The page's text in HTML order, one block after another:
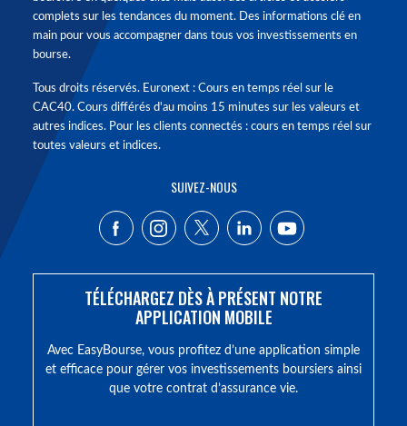
complets sur les tendances du moment. Des informations clé en
main pour vous accompagner dans tous vos investissements en
bourse.
Tous droits réservés. Euronext : Cours en temps réel sur le
CAC40. Cours différés d'au moins 15 minutes sur les valeurs et
autres indices. Pour les clients connectés : cours en temps réel sur
toutes valeurs et indices.
SUIVEZ-NOUS
TÉLÉCHARGEZ DÈS À PRÉSENT NOTRE
APPLICATION MOBILE
Avec EasyBourse, vous profitez d’une application simple
et efficace pour gérer vos investissements boursiers ainsi
que votre contrat d’assurance vie.